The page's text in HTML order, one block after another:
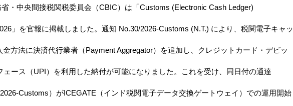
・中央間接税関税委員会（CBIC）は「Customs (Electronic Cash Ledger)
」を官報に掲載しました。通知 No.30/2026-Customs (N.T.) により、税関電子キャッ
方法に決済代行業者（Payment Aggregator）を追加し、クレジットカード・デビッ
ェース（UPI）を利用した納付が可能になりました。これを受け、同日付の通達
Customs）がICEGATE（インド税関電子データ交換ゲートウェイ）での運用開始